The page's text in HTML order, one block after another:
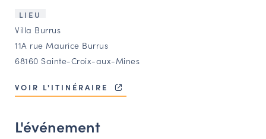
Ressources
OFFRES D’EMPLOI ET DE STAGE
BOURSE D’ÉCHANGE
CARTES DES NAUDIN
Espace acteurs
LIEU
Villa Burrus
11A rue Maurice Burrus
68160 Sainte-Croix-aux-Mines
VOIR L'ITINÉRAIRE
L'événement